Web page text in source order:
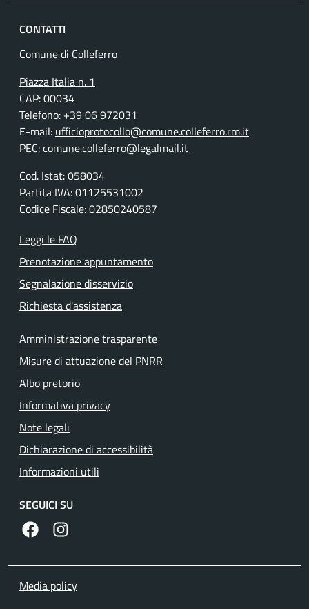
CONTATTI
Comune di Colleferro
Piazza Italia n. 1
CAP: 00034
Telefono: +39 06 972031
E-mail: ufficioprotocollo@comune.colleferro.rm.it
PEC:comune.colleferro@legalmail.it
Cod. Istat: 058034
Partita IVA: 01125531002
Codice Fiscale: 02850240587
Leggi le FAQ
Prenotazione appuntamento
Segnalazione disservizio
Richiesta d'assistenza
Amministrazione trasparente
Misure di attuazione del PNRR
Albo pretorio
Informativa privacy
Note legali
Dichiarazione di accessibilità
Informazioni utili
SEGUICI SU
https://www.facebook.com/comunecolleferro/
Media policy